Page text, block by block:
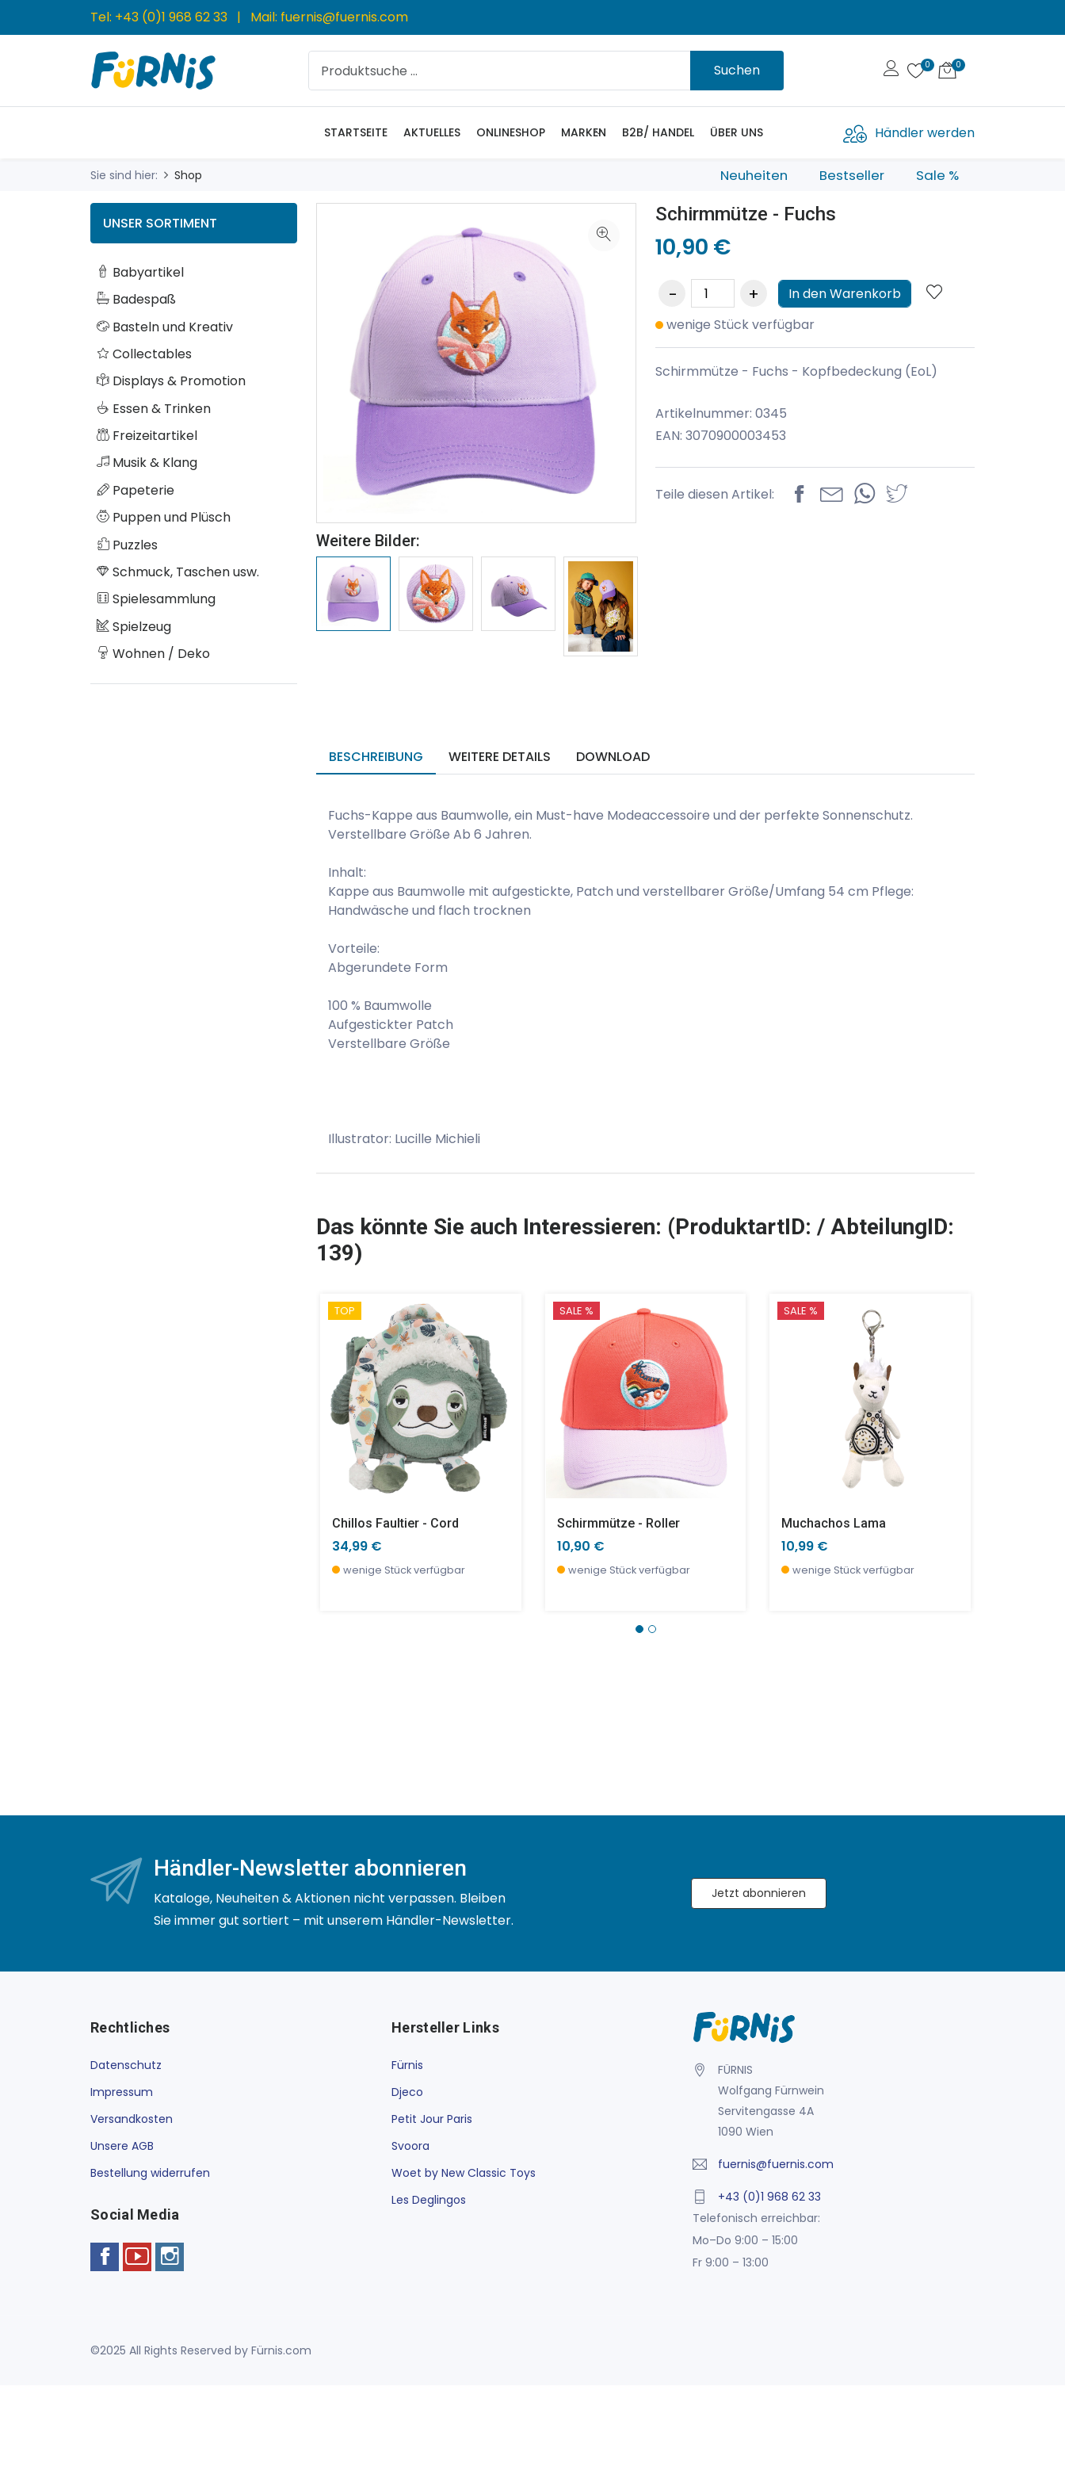
Tel: +43 (0)1 968 62 33 | Mail: fuernis@fuernis.com
Suchen
STARTSEITE AKTUELLES ONLINESHOP MARKEN B2B/ HANDEL ÜBER UNS Händler werden
Sie sind hier: Shop Neuheiten Bestseller Sale %
UNSER SORTIMENT
Babyartikel
Badespaß
Basteln und Kreativ
Collectables
Displays & Promotion
Essen & Trinken
Freizeitartikel
Musik & Klang
Papeterie
Puppen und Plüsch
Puzzles
Schmuck, Taschen usw.
Spielesammlung
Spielzeug
Wohnen / Deko
Weitere Bilder:
Schirmmütze - Fuchs
10,90 €
In den Warenkorb
wenige Stück verfügbar
Schirmmütze - Fuchs - Kopfbedeckung (EoL)
Artikelnummer: 0345
EAN: 3070900003453
Teile diesen Artikel:
BESCHREIBUNG WEITERE DETAILS DOWNLOAD
Fuchs-Kappe aus Baumwolle, ein Must-have Modeaccessoire und der perfekte Sonnenschutz.
Verstellbare Größe Ab 6 Jahren.
Inhalt:
Kappe aus Baumwolle mit aufgestickte, Patch und verstellbarer Größe/Umfang 54 cm Pflege:
Handwäsche und flach trocknen
Vorteile:
Abgerundete Form
100 % Baumwolle
Aufgestickter Patch
Verstellbare Größe
Illustrator: Lucille Michieli
Das könnte Sie auch Interessieren: (ProduktartID: / AbteilungID:
139)
TOP
Chillos Faultier - Cord
34,99 €
wenige Stück verfügbar
SALE %
Schirmmütze - Roller
10,90 €
wenige Stück verfügbar
SALE %
Muchachos Lama
10,99 €
wenige Stück verfügbar
Händler-Newsletter abonnieren
Kataloge, Neuheiten & Aktionen nicht verpassen. Bleiben
Sie immer gut sortiert – mit unserem Händler-Newsletter.
Jetzt abonnieren
Rechtliches
Datenschutz
Impressum
Versandkosten
Unsere AGB
Bestellung widerrufen
Social Media
Hersteller Links
Fürnis
Djeco
Petit Jour Paris
Svoora
Woet by New Classic Toys
Les Deglingos
FÜRNIS
Wolfgang Fürnwein
Servitengasse 4A
1090 Wien
fuernis@fuernis.com
+43 (0)1 968 62 33
Telefonisch erreichbar:
Mo–Do 9:00 – 15:00
Fr 9:00 – 13:00
©2025 All Rights Reserved by Fürnis.com